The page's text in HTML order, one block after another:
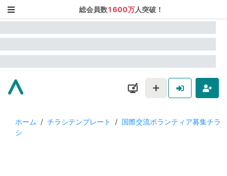
総会員数1600万人突破！
ホーム / チラシテンプレート / 国際交流ボランティア募集チラ
シ